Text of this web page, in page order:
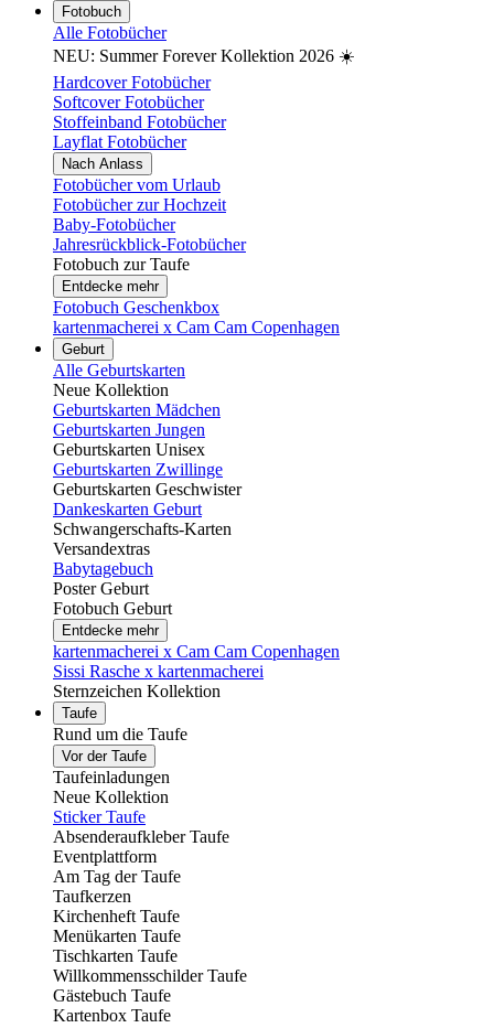
Fotobuch
Alle Fotobücher
NEU: Summer Forever Kollektion 2026 ☀️
Hardcover Fotobücher
Softcover Fotobücher
Stoffeinband Fotobücher
Layflat Fotobücher
Nach Anlass
Fotobücher vom Urlaub
Fotobücher zur Hochzeit
Baby-Fotobücher
Jahresrückblick-Fotobücher
Fotobuch zur Taufe
Entdecke mehr
Fotobuch Geschenkbox
kartenmacherei x Cam Cam Copenhagen
Geburt
Alle Geburtskarten
Neue Kollektion
Geburtskarten Mädchen
Geburtskarten Jungen
Geburtskarten Unisex
Geburtskarten Zwillinge
Geburtskarten Geschwister
Dankeskarten Geburt
Schwangerschafts-Karten
Versandextras
Babytagebuch
Poster Geburt
Fotobuch Geburt
Entdecke mehr
kartenmacherei x Cam Cam Copenhagen
Sissi Rasche x kartenmacherei
Sternzeichen Kollektion
Taufe
Rund um die Taufe
Vor der Taufe
Taufeinladungen
Neue Kollektion
Sticker Taufe
Absenderaufkleber Taufe
Eventplattform
Am Tag der Taufe
Taufkerzen
Kirchenheft Taufe
Menükarten Taufe
Tischkarten Taufe
Willkommensschilder Taufe
Gästebuch Taufe
Kartenbox Taufe